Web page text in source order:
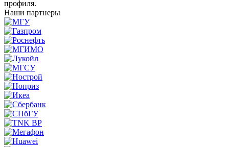
профиля.
Наши партнеры